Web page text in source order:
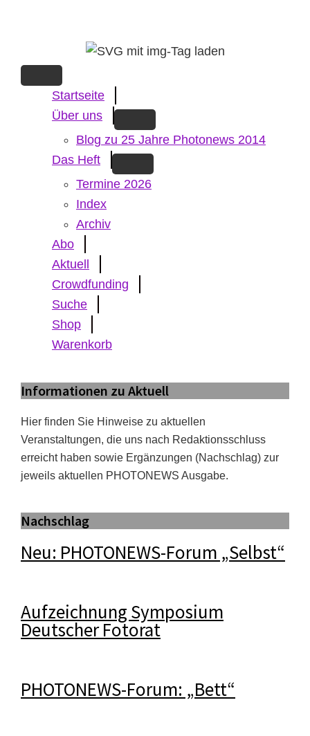
content
Startseite
Über uns
Blog zu 25 Jahre Photonews 2014
Das Heft
Termine 2026
Index
Archiv
Abo
Aktuell
Crowdfunding
Suche
Shop
Warenkorb
Informationen zu Aktuell
Hier finden Sie Hinweise zu aktuellen
Veranstaltungen, die uns nach Redaktionsschluss
erreicht haben sowie Ergänzungen (Nachschlag) zur
jeweils aktuellen PHOTONEWS Ausgabe.
Nachschlag
Neu: PHOTONEWS-Forum „Selbst“
Aufzeichnung Symposium
Deutscher Fotorat
PHOTONEWS-Forum: „Bett“